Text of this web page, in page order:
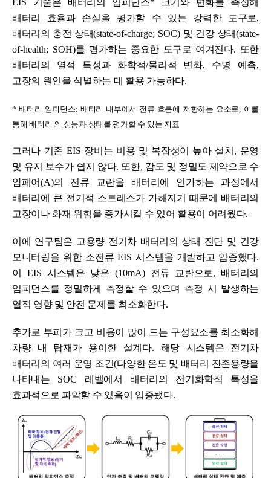
EIS 기술은 배터리의 임피던스*
크기와 변화를 측정해
배터리 효율과 손실을 평가할 수 있는 강력한 도구로,
배터리의 충전 상태(state-of-charge; SOC) 및 건강 상태(state-
of-health; SOH)를 평가하는 중요한 도구로 여겨진다. 또한
배터리의 열적 특성과 화학적/물리적 변화, 수명 예측,
고장의 원인을 식별하는 데 활용 가능하다.
*배터리 임피던스: 배터리 내부에서 전류 흐름에 저항하는 요소로, 이를
통해 배터리 의 성능과 상태를 평가할 수 있는 지표
그러나 기존 EIS 장비는 비용 및 복잡성이 높아 설치 , 운영
및 유지 보수가 쉽지 않다. 또한, 감도 및 정밀도 제약으로 수
암페어(A)의 전류 교란을 배터리에 인가하는 과정에서
배터리에 큰 전기적 스트레스가 가해지기 때문에 배터리의
고장이나 화재 위험을 증가시킬 수 있어 활용이 어려웠다.
이에 연구팀은 고용량 전기차 배터리의 상태 진단 및 건강
모니터링을 위한 소전류EIS시스템을 개발하고 입증했다.
이 EIS 시스템은 낮은 (10mA) 전류 교란으로, 배터리의
임피던스를 정밀하게 측정할 수 있으며 측정 시 발생하는
열적 영향 및 안전 문제를 최소화한다.
추가로 부피가 크고 비용이 많이 드는 구성요소를 최소화해
차량 내 탑재가 용이한 설계다. 해당 시스템은 전기차
배터리의 여러 운영 조건(다양한 온도 및 배터리 잔존용량을
나타내는 SOC 레벨에서 배터리의 전기화학적 특성을
효과적으로 파악할 수 있음이 입증됐다.